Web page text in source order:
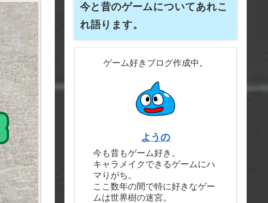
今と昔のゲームについてあれこ
れ語ります。
ゲーム好きブログ作成中。
ようの
今も昔もゲーム好き。
キャラメイクできるゲームにハ
マりがち。
ここ数年の間で特に好きなゲー
ムは世界樹の迷宮。